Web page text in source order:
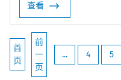
查看
首
页
前
一
页
... 4 5